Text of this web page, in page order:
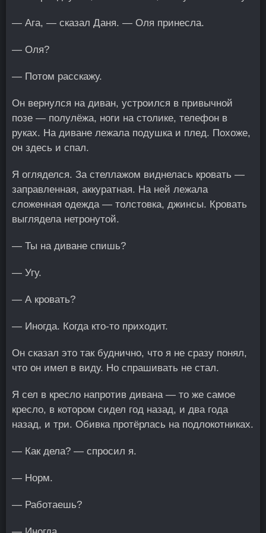
— Ага, — сказал Даня. — Оля принесла.
— Оля?
— Потом расскажу.
Он вернулся на диван, устроился в привычной
позе — полулёжа, ноги на столике, телефон в
руках. На диване лежала подушка и плед. Похоже,
он здесь и спал.
Я огляделся. За стеллажом виднелась кровать —
заправленная, аккуратная. На ней лежала
сложенная одежда — толстовка, джинсы. Кровать
выглядела нетронутой.
— Ты на диване спишь?
— Угу.
— А кровать?
— Иногда. Когда кто-то приходит.
Он сказал это так буднично, что я не сразу понял,
что он имел в виду. Но спрашивать не стал.
Я сел в кресло напротив дивана — то же самое
кресло, в котором сидел год назад, и два года
назад, и три. Обивка протёрлась на подлокотниках.
— Как дела? — спросил я.
— Норм.
— Работаешь?